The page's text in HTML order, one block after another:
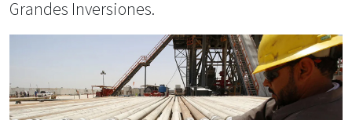
Grandes Inversiones.